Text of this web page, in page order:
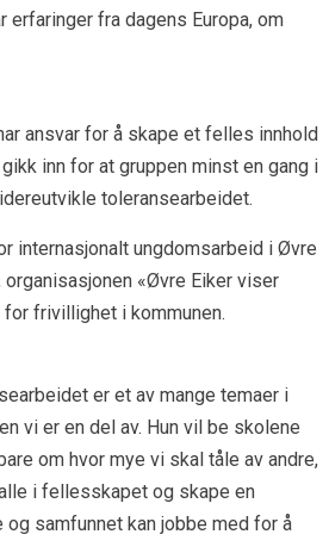
fra dagens Europa, om
ansvar for å skape et felles innhold
inn for at gruppen minst en gang i
toleransearbeidet.
internasjonalt ungdomsarbeid i Øvre
«Øvre Eiker viser
frivillighet i kommunen.
er et av mange temaer i
vi er en del av. Hun vil be skolene
om hvor mye vi skal tåle av andre,
i fellesskapet og skape en
samfunnet kan jobbe med for å